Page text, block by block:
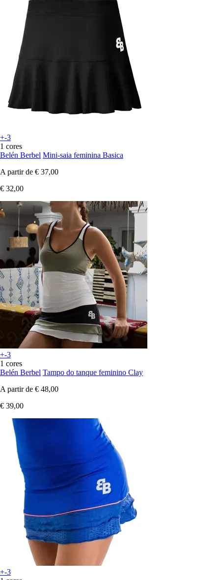
+-3
1 cores
Belén Berbel Mini-saia feminina Basica
A partir de € 37,00
€ 32,00
+-3
1 cores
Belén Berbel Tampo do tanque feminino Clay
A partir de € 48,00
€ 39,00
+-3